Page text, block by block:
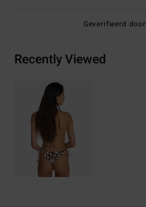
Geverifieerd door
Recently Viewed